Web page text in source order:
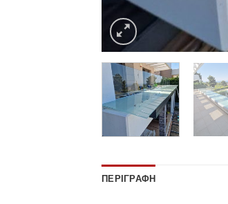
ΠΕΡΙΓΡΑΦΉ